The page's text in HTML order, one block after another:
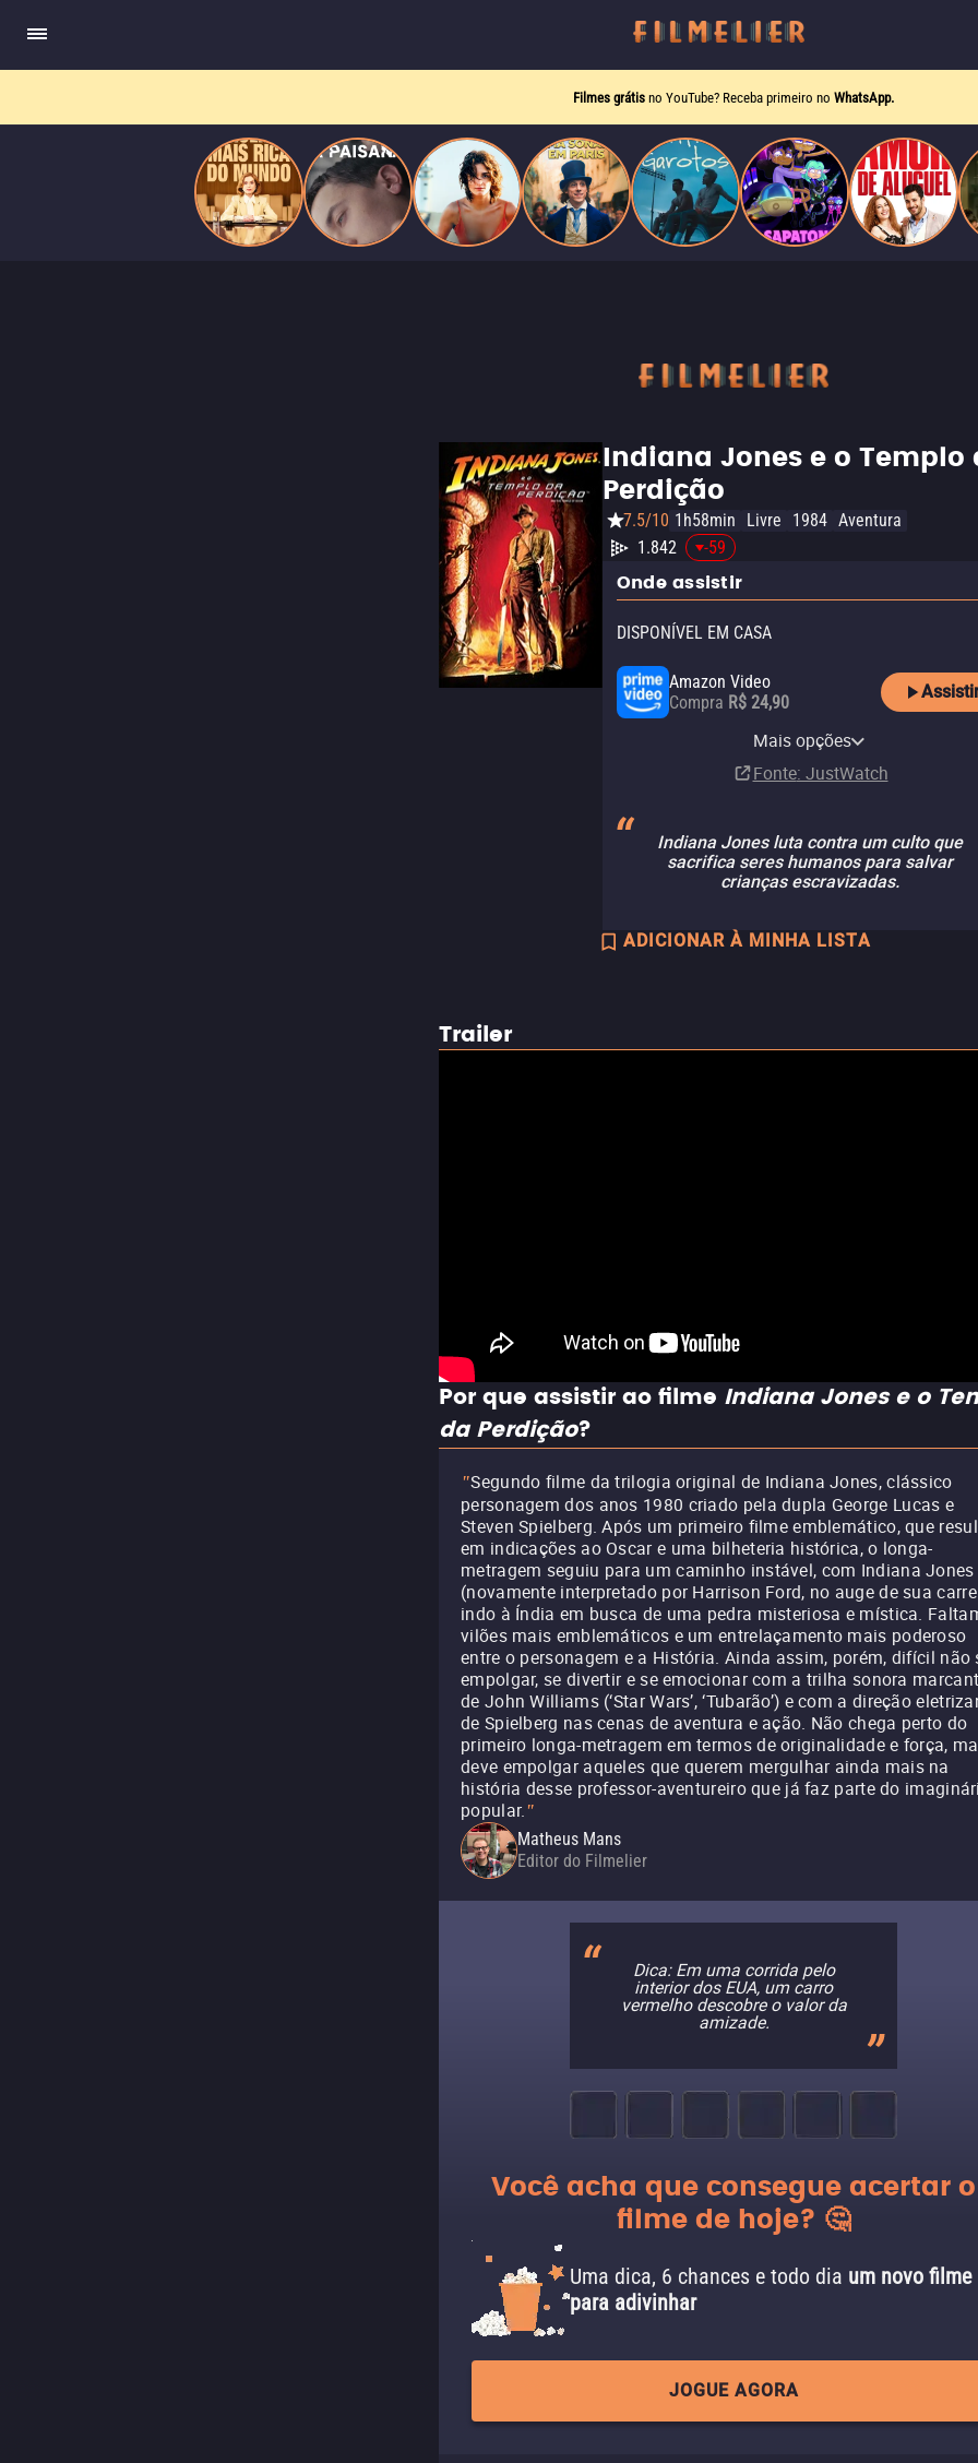
Filmes grátis no YouTube? Receba primeiro no WhatsApp.
Indiana Jones e o Templo
Perdição
7.5/10 1h58min Livre 1984 Aventura
1.842
-59
Onde assistir
DISPONÍVEL EM CASA
Amazon Video
Compra R$ 24,90
Apple TV Store
R$ 11,90
Vivo Play
Disney+
Assinatura
Globoplay
Assinatura
Paramount Plus
Assinatura
YouTube
Paramount+ Amazon
AssinaturaMais opções
Fonte: JustWatch
Indiana Jones luta contra um culto que
sacrifica seres humanos para salvar
crianças escravizadas.
ADICIONAR À MINHA LISTA
Trailer
Por que assistir ao filme Indiana Jones e o
da Perdição?
"Segundo filme da trilogia original de Indiana Jones, clássico
personagem dos anos 1980 criado pela dupla George Lucas e
Steven Spielberg. Após um primeiro filme emblemático, que
em indicações ao Oscar e uma bilheteria histórica, o longa-
metragem seguiu para um caminho instável, com Indiana Jones
(novamente interpretado por Harrison Ford, no auge de sua
indo à Índia em busca de uma pedra misteriosa e mística.
vilões mais emblemáticos e um entrelaçamento mais poderoso
entre o personagem e a História. Ainda assim, porém, difícil não
empolgar, se divertir e se emocionar com a trilha sonora
de John Williams (‘Star Wars’, ‘Tubarão’) e com a direção
de Spielberg nas cenas de aventura e ação. Não chega perto do
primeiro longa-metragem em termos de originalidade e força,
deve empolgar aqueles que querem mergulhar ainda mais na
história desse professor-aventureiro que já faz parte do
popular."
Matheus Mans
Editor do Filmelier
Dica: Em uma corrida pelo
interior dos EUA, um carro
vermelho descobre o valor da
amizade.
Você acha que consegue acertar o
filme de hoje? 🤔
Uma dica, 6 chances e todo dia um novo filme
para adivinhar
JOGUE AGORA
do
Mundo